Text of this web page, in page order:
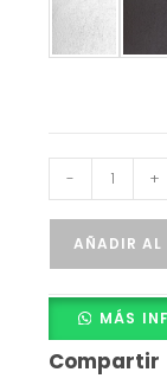
- +
AÑADIR AL
MÁS
Compartir